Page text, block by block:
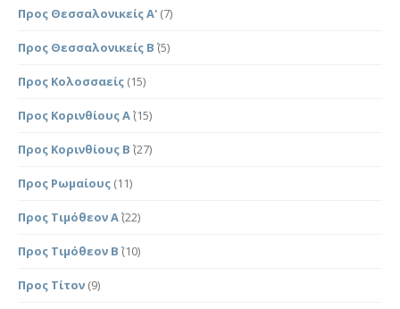
Προς Θεσσαλονικείς Α' (7)
Προς Θεσσαλονικείς Β΄ (5)
Προς Κολοσσαείς (15)
Προς Κορινθίους Α΄(15)
Προς Κορινθίους Β΄ (27)
Προς Ρωμαίους (11)
Προς Τιμόθεον Α΄(22)
Προς Τιμόθεον Β΄ (10)
Προς Τίτον (9)